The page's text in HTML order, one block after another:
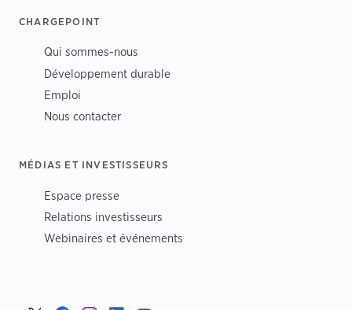
CHARGEPOINT
Qui sommes-nous
Développement durable
Emploi
Nous contacter
MÉDIAS ET INVESTISSEURS
Espace presse
Relations investisseurs
Webinaires et événements